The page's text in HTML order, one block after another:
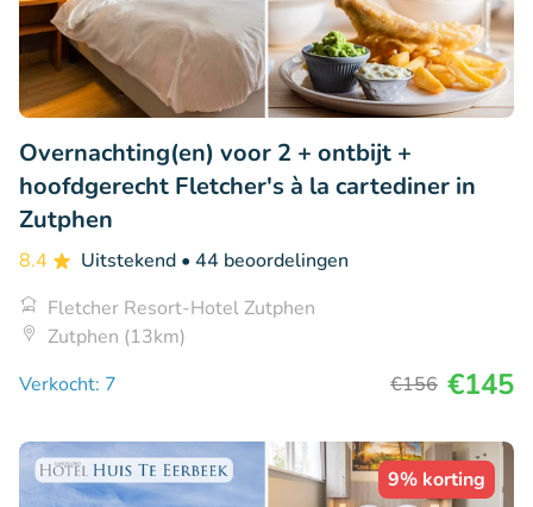
Overnachting(en) voor 2 + ontbijt +
hoofdgerecht Fletcher's à la cartediner in
Zutphen
8.4 Uitstekend • 44 beoordelingen
Fletcher Resort-Hotel Zutphen
Zutphen (13km)
Verkocht: 7
€156 €145
9% korting